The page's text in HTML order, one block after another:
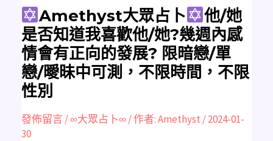
Amethyst大眾占卜
他/她
是否知道我喜歡他/她?幾週內感
情會有正向的發展? 限暗戀/單
戀/曖昧中可測，不限時間，不限
性別
發佈留言/∞大眾占卜∞/ 作者:Amethyst /2024-01-
30
她?
幾
週
內
感
情
會
有
正
向
的
展?
限